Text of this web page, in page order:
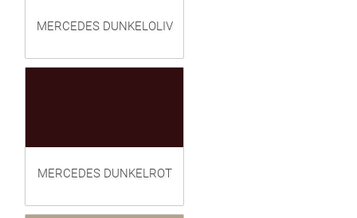
MERCEDES DUNKELOLIV
MERCEDES DUNKELROT